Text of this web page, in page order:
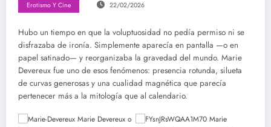
Erotismo Y Cine 22/02/2026
Hubo un tiempo en que la voluptuosidad no pedía permiso ni se
disfrazaba de ironía. Simplemente aparecía en pantalla —o en
papel satinado— y reorganizaba la gravedad del mundo. Marie
Devereux fue uno de esos fenómenos: presencia rotunda, silueta
de curvas generosas y una cualidad magnética que parecía
pertenecer más a la mitología que al calendario.